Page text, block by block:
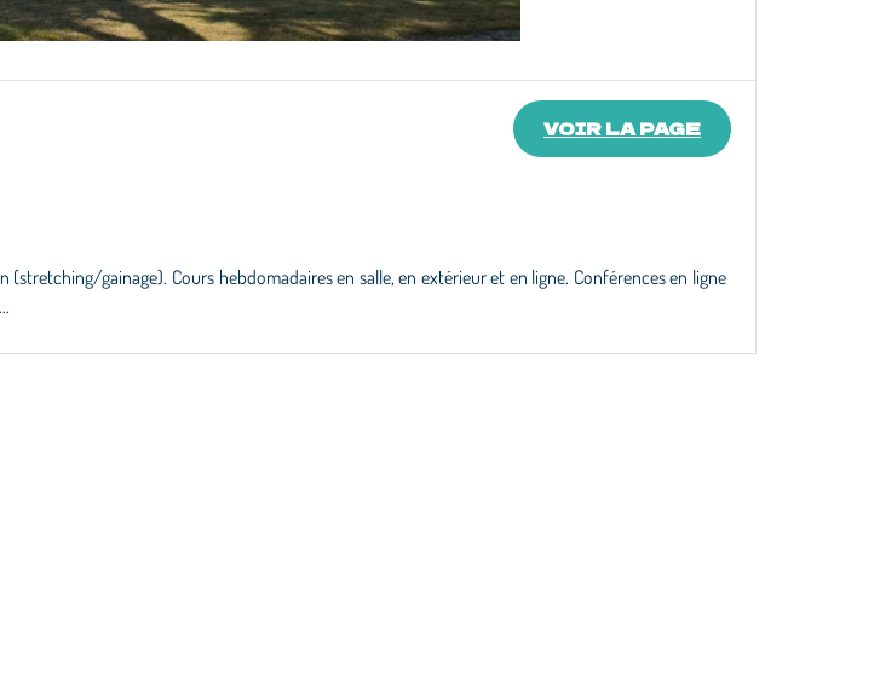
VOIR LA PAGE
gainage). Cours hebdomadaires en salle, en extérieur et en ligne. Conférences en ligne